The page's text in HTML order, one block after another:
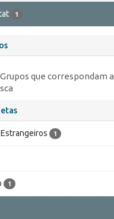
1
que correspondam a
1
1